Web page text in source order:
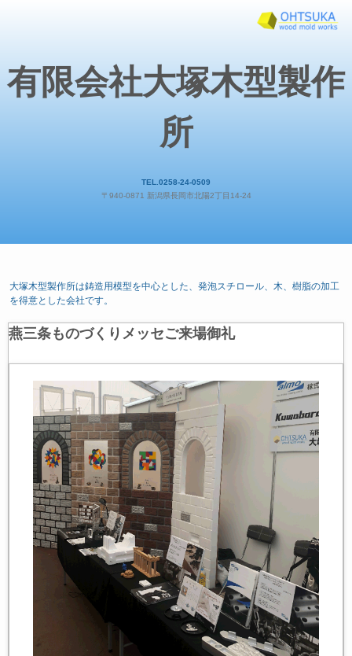
有限会社大塚木型製作
所
大塚木型製作所は鋳造用模型を中心とした、発泡スチロール、木、樹脂の加工
を得意とした会社です。
TEL.0258-24-0509
〒940-0871 新潟県長岡市北陽2丁目14-24
燕三条ものづくりメッセご来場御礼